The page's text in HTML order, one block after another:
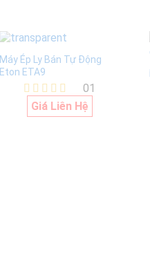
Máy Ép Ly Bán Tự Động
Eton ETA9
Được xếp
hạng
01
Giá Liên Hệ